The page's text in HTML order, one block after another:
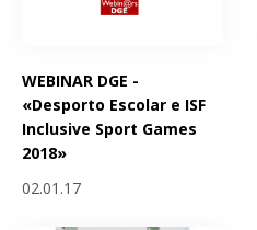
WEBINAR DGE -
«Desporto Escolar e ISF
Inclusive Sport Games
2018»
02.01.17